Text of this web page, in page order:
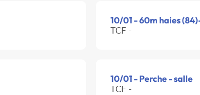
10/01 - 60m haies
TCF -
10/01 - Perche - salle
TCF -